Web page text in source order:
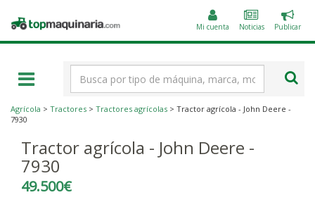
Topmaquinaria.com Mi cuenta Noticias
un
Publicar
Agrícola > Tractores > Tractores agrícolas > Tractor agrícola - John Deere -
7930
Tractor agrícola - John Deere -
7930
49.500€